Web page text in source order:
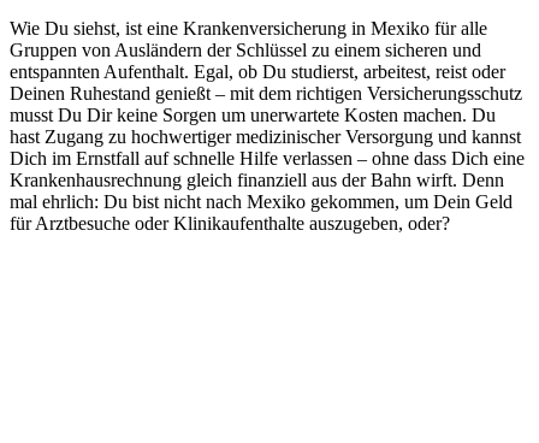
Wie Du siehst, ist eine Krankenversicherung in Mexiko für alle
Gruppen von Ausländern der Schlüssel zu einem sicheren und
entspannten Aufenthalt. Egal, ob Du studierst, arbeitest, reist oder
Deinen Ruhestand genießt – mit dem richtigen Versicherungsschutz
musst Du Dir keine Sorgen um unerwartete Kosten machen. Du
hast Zugang zu hochwertiger medizinischer Versorgung und kannst
Dich im Ernstfall auf schnelle Hilfe verlassen – ohne dass Dich eine
Krankenhausrechnung gleich finanziell aus der Bahn wirft. Denn
mal ehrlich: Du bist nicht nach Mexiko gekommen, um Dein Geld
für Arztbesuche oder Klinikaufenthalte auszugeben, oder?